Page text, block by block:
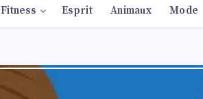
Fitness Esprit Animaux Mode